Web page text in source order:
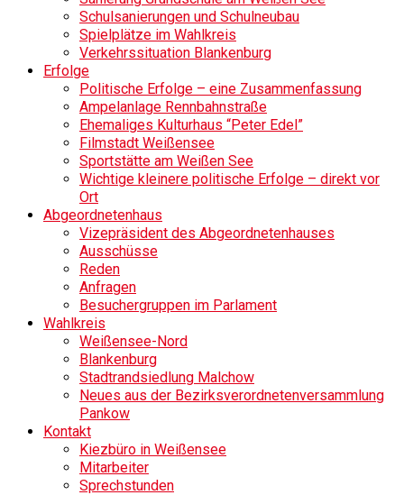
Schulsanierungen und Schulneubau
Spielplätze im Wahlkreis
Verkehrssituation Blankenburg
Erfolge
Politische Erfolge – eine Zusammenfassung
Ampelanlage Rennbahnstraße
Ehemaliges Kulturhaus “Peter Edel”
Filmstadt Weißensee
Sportstätte am Weißen See
Wichtige kleinere politische Erfolge – direkt vor
Ort
Abgeordnetenhaus
Vizepräsident des Abgeordnetenhauses
Ausschüsse
Reden
Anfragen
Besuchergruppen im Parlament
Wahlkreis
Weißensee-Nord
Blankenburg
Stadtrandsiedlung Malchow
Neues aus der Bezirksverordnetenversammlung
Pankow
Kontakt
Kiezbüro in Weißensee
Mitarbeiter
Sprechstunden